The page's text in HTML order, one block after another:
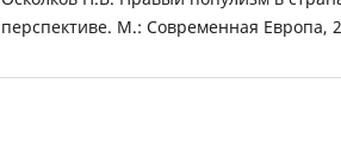
перспективе. М.: Современная Европа,